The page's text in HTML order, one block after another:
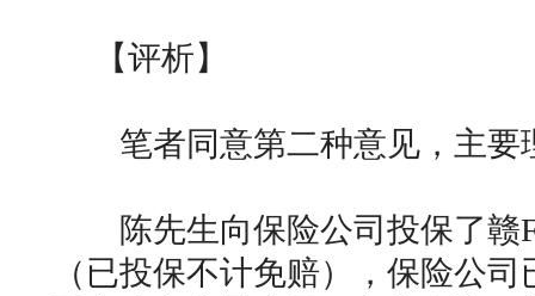
【评析】
笔者同意第二种意见，主要
陈先生向保险公司投保了赣
（已投保不计免赔），保险公